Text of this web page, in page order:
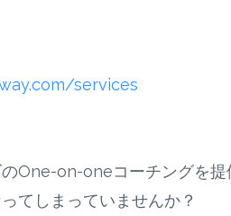
services
One-on-oneコーチングを
てしまっていませんか？